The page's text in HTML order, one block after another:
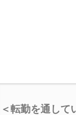
＜転勤を通して